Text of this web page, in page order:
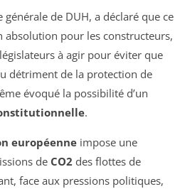
de DUH, a déclaré que ce
absolution pour les constructeurs,
à agir pour éviter que
détriment de la protection de
évoqué la possibilité d’un
.
européenne impose une
de CO2 des flottes de
face aux pressions politiques,